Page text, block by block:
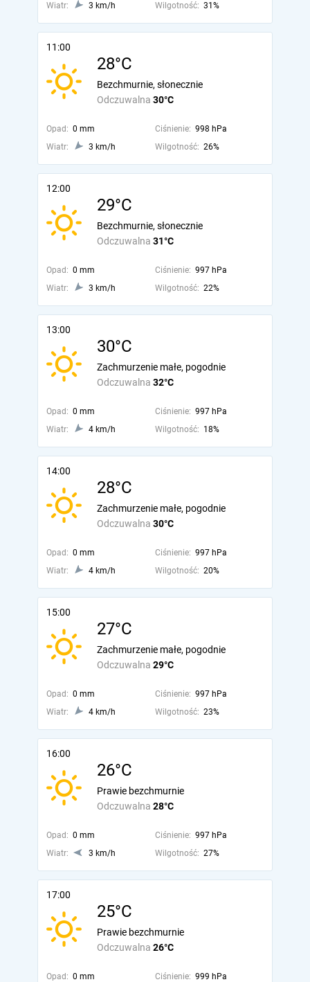
Wiatr:
3 km/h Wilgotność: 31%
11:00
28°C
Odczuwalna 30°C
Bezchmurnie, słonecznie
Opad: 0 mm Ciśnienie: 998 hPa
Wiatr:
3 km/h Wilgotność: 26%
12:00
29°C
Odczuwalna 31°C
Bezchmurnie, słonecznie
Opad: 0 mm Ciśnienie: 997 hPa
Wiatr:
3 km/h Wilgotność: 22%
13:00
30°C
Odczuwalna 32°C
Zachmurzenie małe, pogodnie
Opad: 0 mm Ciśnienie: 997 hPa
Wiatr:
4 km/h Wilgotność: 18%
14:00
28°C
Odczuwalna 30°C
Zachmurzenie małe, pogodnie
Opad: 0 mm Ciśnienie: 997 hPa
Wiatr:
4 km/h Wilgotność: 20%
15:00
27°C
Odczuwalna 29°C
Zachmurzenie małe, pogodnie
Opad: 0 mm Ciśnienie: 997 hPa
Wiatr:
4 km/h Wilgotność: 23%
16:00
26°C
Odczuwalna 28°C
Prawie bezchmurnie
Opad: 0 mm Ciśnienie: 997 hPa
Wiatr:
3 km/h Wilgotność: 27%
17:00
25°C
Odczuwalna 26°C
Prawie bezchmurnie
Opad: 0 mm Ciśnienie: 999 hPa